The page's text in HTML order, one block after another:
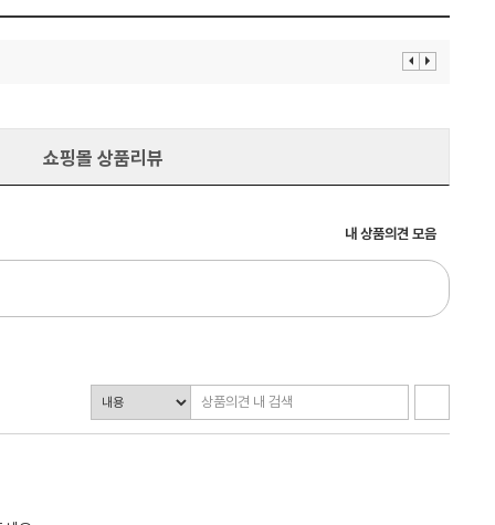
이 다
쇼핑몰 상품리뷰
내 상품의견 모음